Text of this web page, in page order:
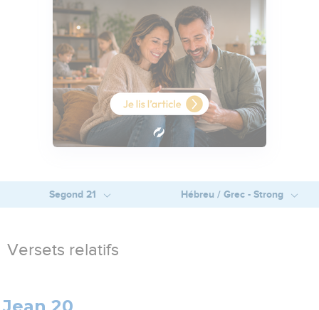
Segond 21 Hébreu / Grec - Strong
Versets relatifs